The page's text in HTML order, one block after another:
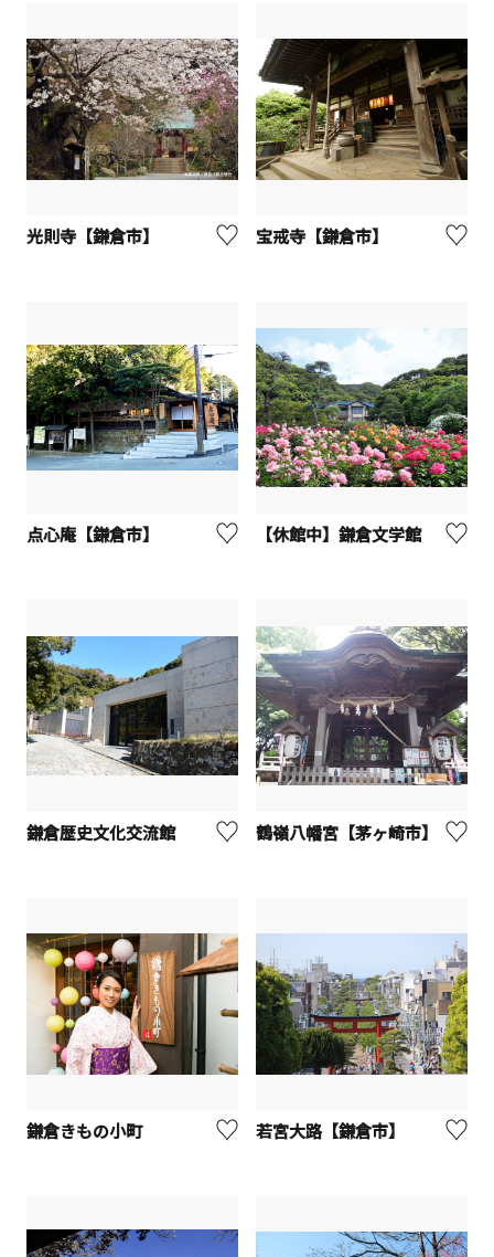
光則寺【鎌倉市】 宝戒寺【鎌倉市】
点心庵【鎌倉市】 【休館中】鎌倉文学館
鎌倉歴史文化交流館 鶴嶺八幡宮【茅ヶ崎市】
鎌倉きもの小町 若宮大路【鎌倉市】